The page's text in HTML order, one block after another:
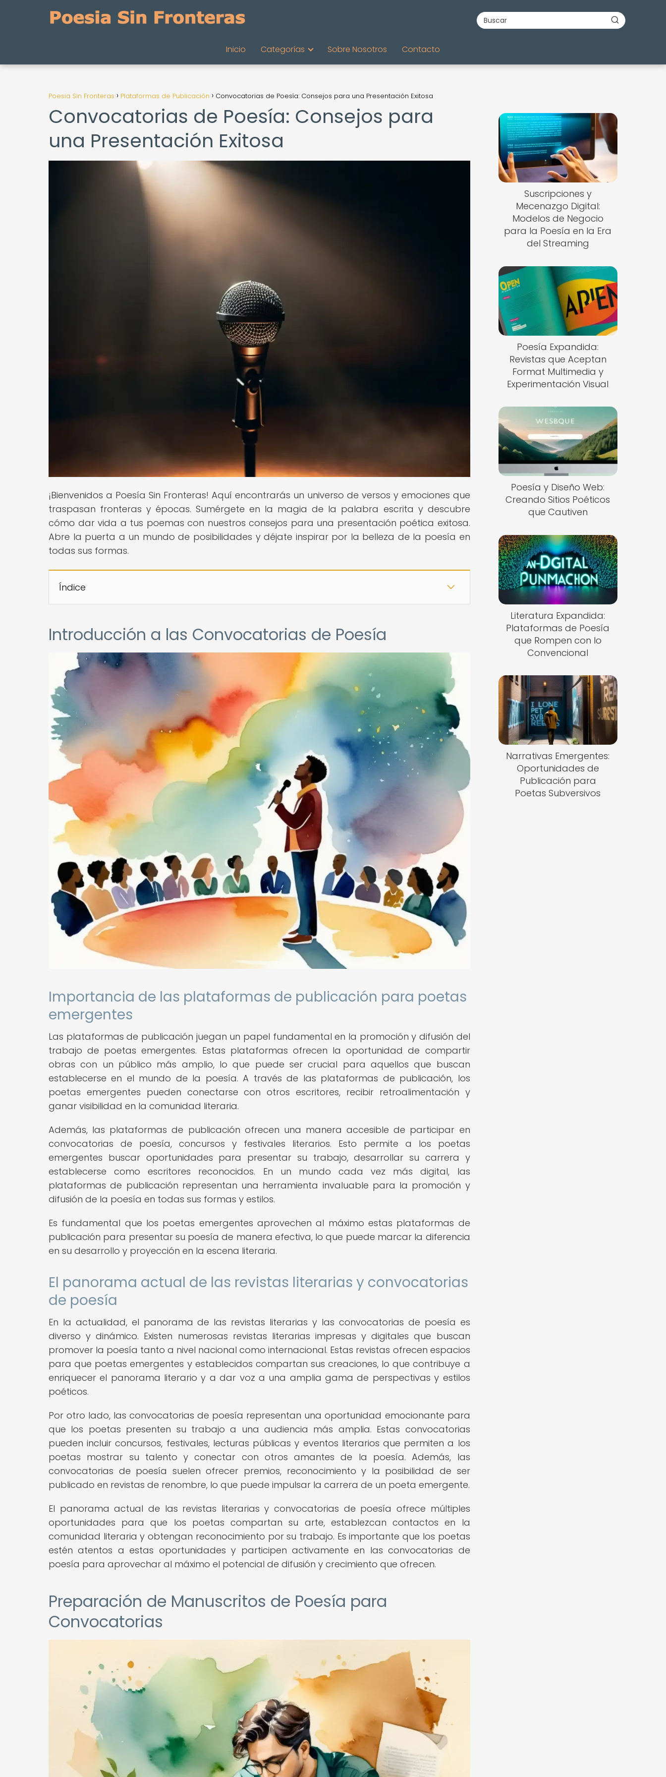
Inicio Categorías Sobre Nosotros Contacto
Poesia Sin Fronteras Plataformas de Publicación Convocatorias de Poesía: Consejos para una Presentación Exitosa
Convocatorias de Poesía: Consejos para
una Presentación Exitosa
¡Bienvenidos a Poesía Sin Fronteras! Aquí encontrarás un universo de versos y emociones que
traspasan fronteras y épocas. Sumérgete en la magia de la palabra escrita y descubre
cómo dar vida a tus poemas con nuestros consejos para una presentación poética exitosa.
Abre la puerta a un mundo de posibilidades y déjate inspirar por la belleza de la poesía en
todas sus formas.
Índice
Introducción a las Convocatorias de Poesía
Importancia de las plataformas de publicación para poetas
emergentes
Las plataformas de publicación juegan un papel fundamental en la promoción y difusión del
trabajo de poetas emergentes. Estas plataformas ofrecen la oportunidad de compartir
obras con un público más amplio, lo que puede ser crucial para aquellos que buscan
establecerse en el mundo de la poesía. A través de las plataformas de publicación, los
poetas emergentes pueden conectarse con otros escritores, recibir retroalimentación y
ganar visibilidad en la comunidad literaria.
Además, las plataformas de publicación ofrecen una manera accesible de participar en
convocatorias de poesía, concursos y festivales literarios. Esto permite a los poetas
emergentes buscar oportunidades para presentar su trabajo, desarrollar su carrera y
establecerse como escritores reconocidos. En un mundo cada vez más digital, las
plataformas de publicación representan una herramienta invaluable para la promoción y
difusión de la poesía en todas sus formas y estilos.
Es fundamental que los poetas emergentes aprovechen al máximo estas plataformas de
publicación para presentar su poesía de manera efectiva, lo que puede marcar la diferencia
en su desarrollo y proyección en la escena literaria.
El panorama actual de las revistas literarias y convocatorias
de poesía
En la actualidad, el panorama de las revistas literarias y las convocatorias de poesía es
diverso y dinámico. Existen numerosas revistas literarias impresas y digitales que buscan
promover la poesía tanto a nivel nacional como internacional. Estas revistas ofrecen espacios
para que poetas emergentes y establecidos compartan sus creaciones, lo que contribuye a
enriquecer el panorama literario y a dar voz a una amplia gama de perspectivas y estilos
poéticos.
Por otro lado, las convocatorias de poesía representan una oportunidad emocionante para
que los poetas presenten su trabajo a una audiencia más amplia. Estas convocatorias
pueden incluir concursos, festivales, lecturas públicas y eventos literarios que permiten a los
poetas mostrar su talento y conectar con otros amantes de la poesía. Además, las
convocatorias de poesía suelen ofrecer premios, reconocimiento y la posibilidad de ser
publicado en revistas de renombre, lo que puede impulsar la carrera de un poeta emergente.
El panorama actual de las revistas literarias y convocatorias de poesía ofrece múltiples
oportunidades para que los poetas compartan su arte, establezcan contactos en la
comunidad literaria y obtengan reconocimiento por su trabajo. Es importante que los poetas
estén atentos a estas oportunidades y participen activamente en las convocatorias de
poesía para aprovechar al máximo el potencial de difusión y crecimiento que ofrecen.
Preparación de Manuscritos de Poesía para
Convocatorias
Suscripciones y
Mecenazgo Digital:
Modelos de Negocio
para la Poesía en la Era
del Streaming
Poesía Expandida:
Revistas que Aceptan
Format Multimedia y
Experimentación Visual
Poesía y Diseño Web:
Creando Sitios Poéticos
que Cautiven
Literatura Expandida:
Plataformas de Poesía
que Rompen con lo
Convencional
Narrativas Emergentes:
Oportunidades de
Publicación para
Poetas Subversivos